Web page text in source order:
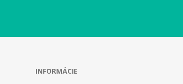
INFORMÁCIE